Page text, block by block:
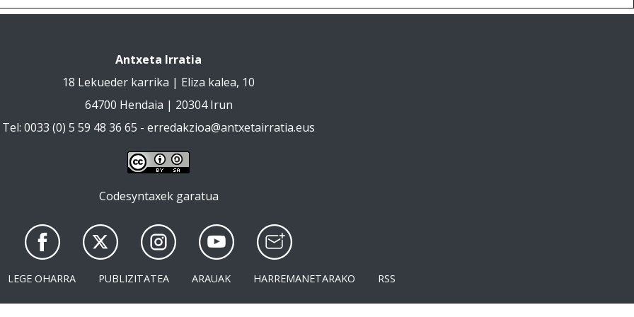
Antxeta Irratia
18 Lekueder karrika | Eliza kalea, 10
64700 Hendaia | 20304 Irun
Tel: 0033 (0) 5 59 48 36 65 - erredakzioa@antxetairratia.eus
Codesyntaxek garatua
LEGE OHARRA PUBLIZITATEA ARAUAK HARREMANETARAKO RSS